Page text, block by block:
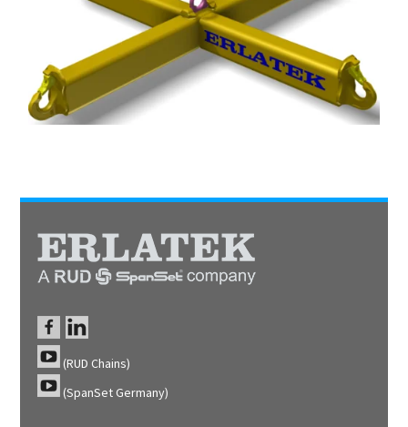
(RUD Chains)
(SpanSet Germany)